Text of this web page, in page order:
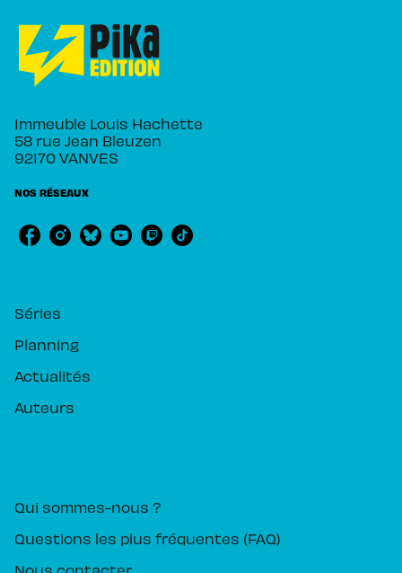
Immeuble Louis Hachette
58 rue Jean Bleuzen
92170 VANVES
NOS RÉSEAUX
Séries
Planning
Actualités
Auteurs
Qui sommes-nous ?
Questions les plus fréquentes (FAQ)
Nous contacter